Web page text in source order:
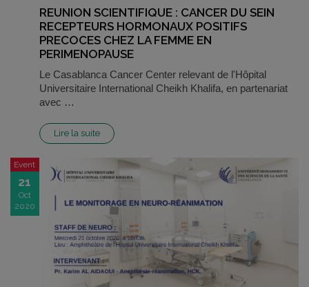
REUNION SCIENTIFIQUE : CANCER DU SEIN
RECEPTEURS HORMONAUX POSITIFS
PRECOCES CHEZ LA FEMME EN
PERIMENOPAUSE
Le Casablanca Cancer Center relevant de l'Hôpital
Universitaire International Cheikh Khalifa, en partenariat
avec …
Lire la suite
Event
21
Oct
2020